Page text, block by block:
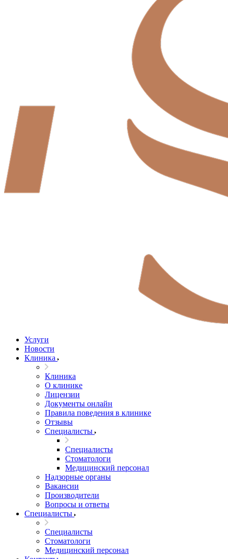
Услуги
Новости
Клиника
Клиника
О клинике
Лицензии
Документы онлайн
Правила поведения в клинике
Отзывы
Специалисты
Специалисты
Стоматологи
Медицинский персонал
Надзорные органы
Вакансии
Производители
Вопросы и ответы
Специалисты
Специалисты
Стоматологи
Медицинский персонал